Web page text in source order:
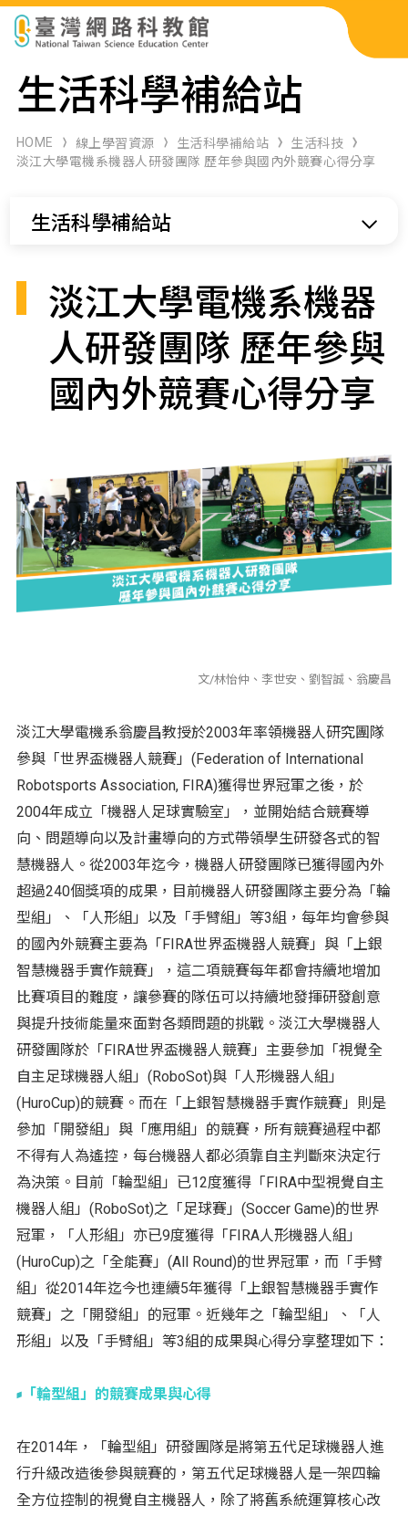
科展作品檢索
科學研習月刊
生活科學補給站
HOME 線上學習資源 生活科學補給站
生活科技
淡江大學電機系機器人研發團隊 歷年參與國內外競賽心得分享
生活科學補給站
淡江大學電機系機器
人研發團隊 歷年參與
國內外競賽心得分享
文/林怡仲、李世安、劉智誠、翁慶昌
淡江大學電機系翁慶昌教授於2003年率領機器人研究團隊
參與「世界盃機器人競賽」(Federation of International
Robotsports Association, FIRA)獲得世界冠軍之後，於
2004年成立「機器人足球實驗室」，並開始結合競賽導
向、問題導向以及計畫導向的方式帶領學生研發各式的智
慧機器人。從2003年迄今，機器人研發團隊已獲得國內外
超過240個獎項的成果，目前機器人研發團隊主要分為「輪
型組」、「人形組」以及「手臂組」等3組，每年均會參與
的國內外競賽主要為「FIRA世界盃機器人競賽」與「上銀
智慧機器手實作競賽」，這二項競賽每年都會持續地增加
比賽項目的難度，讓參賽的隊伍可以持續地發揮研發創意
與提升技術能量來面對各類問題的挑戰。淡江大學機器人
研發團隊於「FIRA世界盃機器人競賽」主要參加「視覺全
自主足球機器人組」(RoboSot)與「人形機器人組」
(HuroCup)的競賽。而在「上銀智慧機器手實作競賽」則是
參加「開發組」與「應用組」的競賽，所有競賽過程中都
不得有人為遙控，每台機器人都必須靠自主判斷來決定行
為決策。目前「輪型組」已12度獲得「FIRA中型視覺自主
機器人組」(RoboSot)之「足球賽」(Soccer Game)的世界
冠軍，「人形組」亦已9度獲得「FIRA人形機器人組」
(HuroCup)之「全能賽」(All Round)的世界冠軍，而「手臂
組」從2014年迄今也連續5年獲得「上銀智慧機器手實作
競賽」之「開發組」的冠軍。近幾年之「輪型組」、「人
形組」以及「手臂組」等3組的成果與心得分享整理如下：
「輪型組」的競賽成果與心得
在2014年，「輪型組」研發團隊是將第五代足球機器人進
行升級改造後參與競賽的，第五代足球機器人是一架四輪
全方位控制的視覺自主機器人，除了將舊系統運算核心改